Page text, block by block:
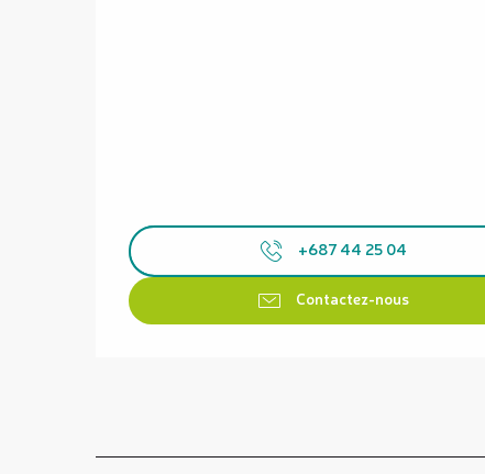
+687 44 25 04
Contactez-nous